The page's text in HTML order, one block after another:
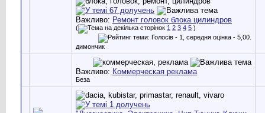
Важливо: Ремонт головок блока цилиндров
( 1 2 3 4 5 )
димончик
Важливо: Коммерческая реклама
Беза